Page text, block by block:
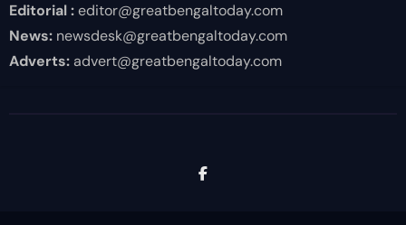
Editorial :editor@greatbengaltoday.com
News:newsdesk@greatbengaltoday.com
Adverts:advert@greatbengaltoday.com